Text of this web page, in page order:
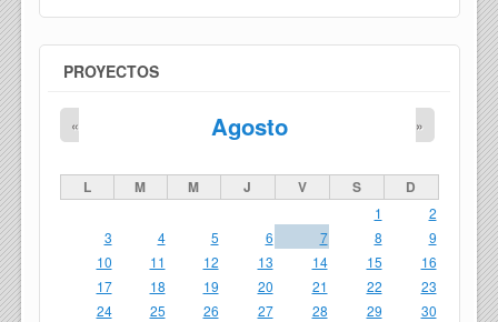
PROYECTOS
Agosto
« »
L M M J V S D
1
2
3
4 5 6 7 8
9
10
11 12 13 14 15
16
17
18 19 20 21 22
23
24
25 26 27 28 29
30